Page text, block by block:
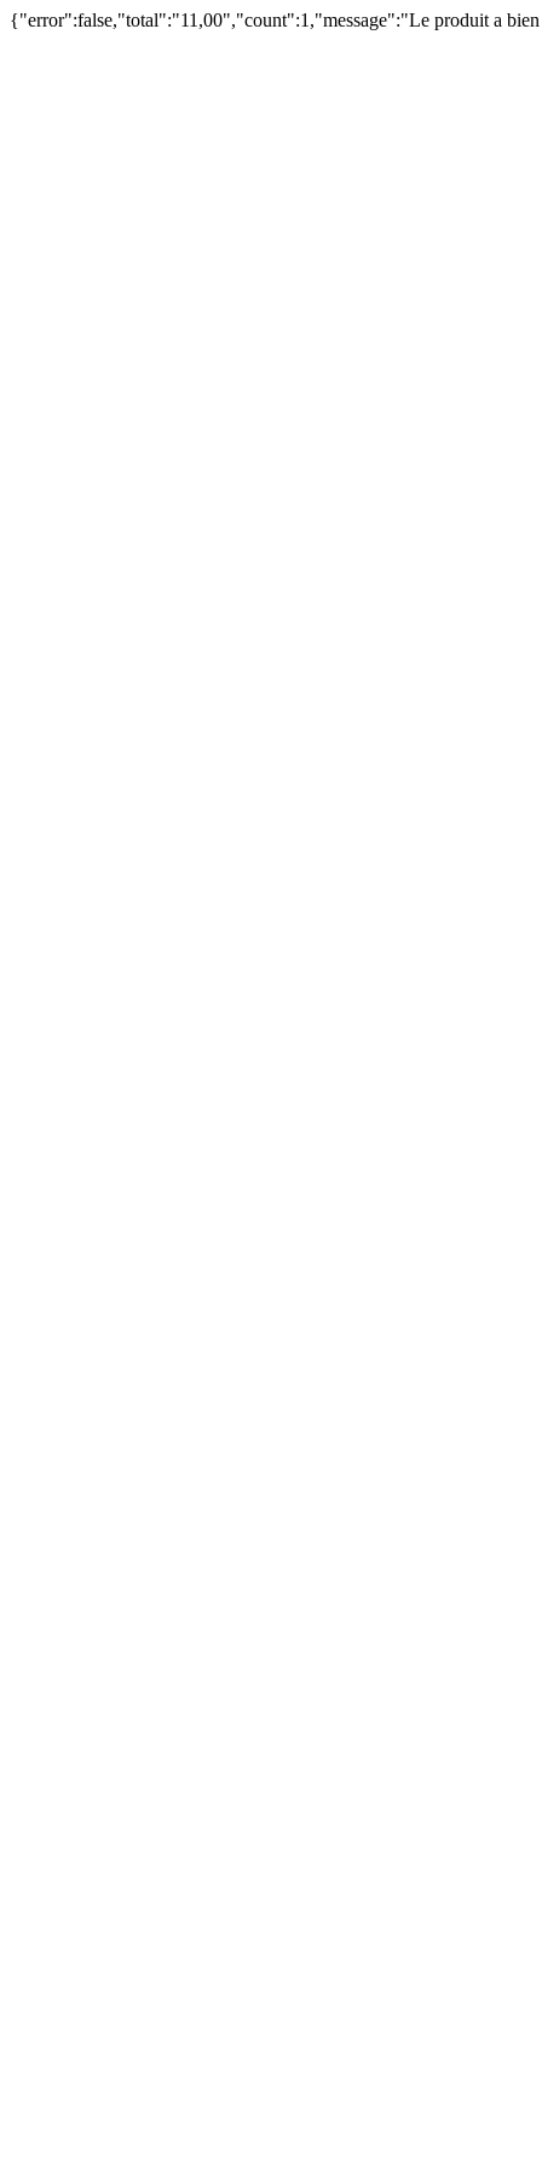
{"error":false,"total":"11,00","count":1,"message":"Le produit a